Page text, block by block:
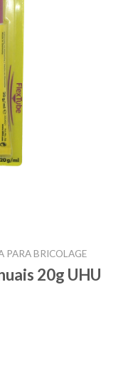
PARA BRICOLAGE
20g UHU